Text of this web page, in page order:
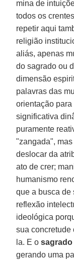
mina de
todos os
repetir aqui
religião
aliás, apenas
do sagrado ou
dimensão
palavras das
orientação
significativa
puramente
"zangada",
deslocar da
ato de crer;
humanismo
que a busca de
reflexão
ideológica
sua concretude
la. E osagrado
gerando uma